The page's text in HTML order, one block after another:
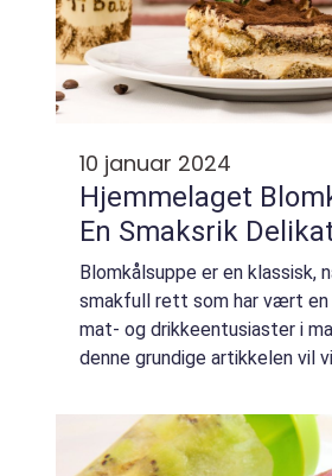
10 januar 2024
Hjemmelaget
En Smaksrik
Blomkålsuppe er en klassisk,
smakfull rett som har vært
mat- og drikkeentusiaster i
denne grundige artikkelen vil
blomkålsuppe, inkludert ulike